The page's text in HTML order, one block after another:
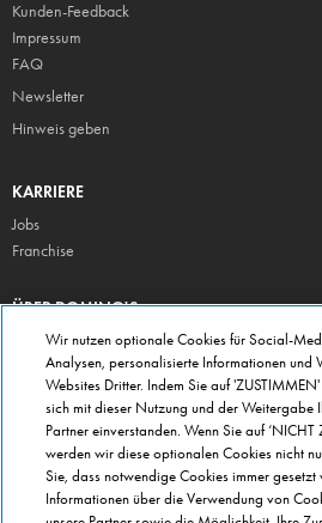
Kunden-Feedback
Impressum
FAQ
Newsletter
Hinweis geben
KARRIERE
Jobs
Franchise
ÜBER DOMINO'S
Storesuche
Presse
Domino's App
Unternehmen
Geschenkgutscheine
Cookie Einstellungen
Wir nutzen optionale Cookies für Social-
Analysen, personalisierte Informationen und
Websites Dritter. Indem Sie auf
sich mit dieser Nutzung und der Weitergabe
Partner einverstanden. Wenn Sie auf ‘NICHT
werden wir diese optionalen Cookies nicht
Sie, dass notwendige Cookies immer gesetzt
Informationen über die Verwendung von